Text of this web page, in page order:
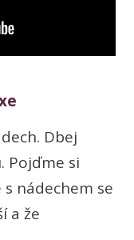
Dbej
Pojďme si
nádechem se
a že